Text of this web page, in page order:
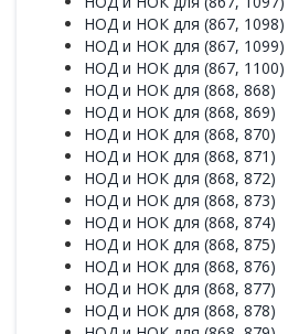
НОД и НОК для (867, 1098)
НОД и НОК для (867, 1099)
НОД и НОК для (867, 1100)
НОД и НОК для (868, 868)
НОД и НОК для (868, 869)
НОД и НОК для (868, 870)
НОД и НОК для (868, 871)
НОД и НОК для (868, 872)
НОД и НОК для (868, 873)
НОД и НОК для (868, 874)
НОД и НОК для (868, 875)
НОД и НОК для (868, 876)
НОД и НОК для (868, 877)
НОД и НОК для (868, 878)